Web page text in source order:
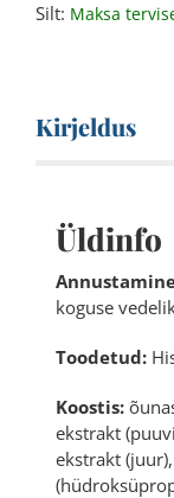
Silt: Maksa
Kirjeldus
Üldinfo
koguse
Toodetud:
Koostis:
ekstrakt
ekstrakt